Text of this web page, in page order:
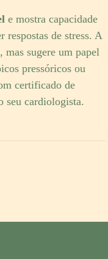
e mostra capacidade
de stress. A
sugere um papel
pressóricos ou
certificado de
seu cardiologista.